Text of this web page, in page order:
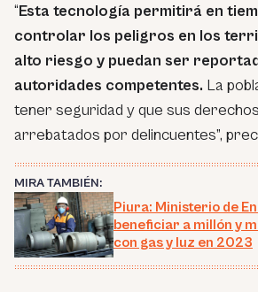
“Esta tecnología permitirá en
controlar los peligros en los
alto riesgo y puedan ser
autoridades competentes. La
tener seguridad y que sus
arrebatados por delincuentes”,
MIRA TAMBIÉN:
Piura: Ministerio de
beneficiar a millón y
con gas y luz en 2023